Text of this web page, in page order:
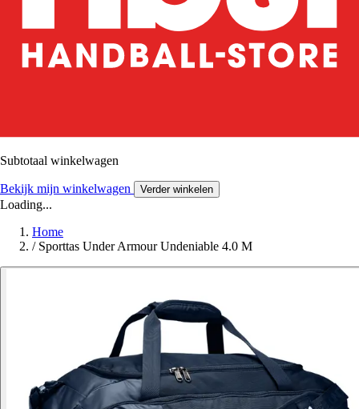
Subtotaal winkelwagen
Bekijk mijn winkelwagen Verder winkelen
Loading...
Home
/ Sporttas Under Armour Undeniable 4.0 M